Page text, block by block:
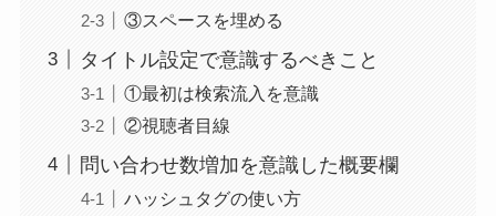
③スペースを埋める
タイトル設定で意識するべきこと
①最初は検索流入を意識
②視聴者目線
問い合わせ数増加を意識した概要欄
ハッシュタグの使い方